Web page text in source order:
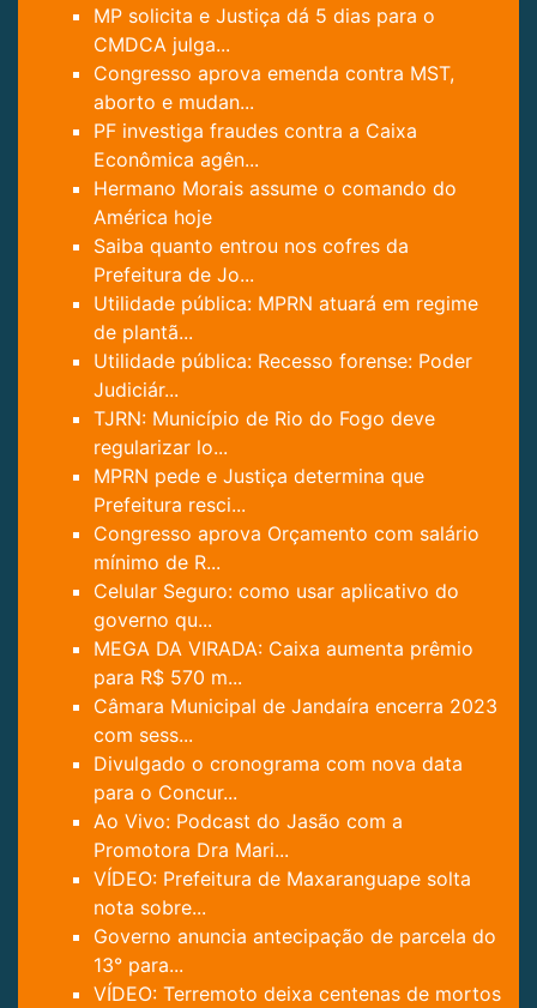
MP solicita e Justiça dá 5 dias para o
CMDCA julga...
Congresso aprova emenda contra MST,
aborto e mudan...
PF investiga fraudes contra a Caixa
Econômica agên...
Hermano Morais assume o comando do
América hoje
Saiba quanto entrou nos cofres da
Prefeitura de Jo...
Utilidade pública: MPRN atuará em regime
de plantã...
Utilidade pública: Recesso forense: Poder
Judiciár...
TJRN: Município de Rio do Fogo deve
regularizar lo...
MPRN pede e Justiça determina que
Prefeitura resci...
Congresso aprova Orçamento com salário
mínimo de R...
Celular Seguro: como usar aplicativo do
governo qu...
MEGA DA VIRADA: Caixa aumenta prêmio
para R$ 570 m...
Câmara Municipal de Jandaíra encerra 2023
com sess...
Divulgado o cronograma com nova data
para o Concur...
Ao Vivo: Podcast do Jasão com a
Promotora Dra Mari...
VÍDEO: Prefeitura de Maxaranguape solta
nota sobre...
Governo anuncia antecipação de parcela do
13° para...
VÍDEO: Terremoto deixa centenas de mortos